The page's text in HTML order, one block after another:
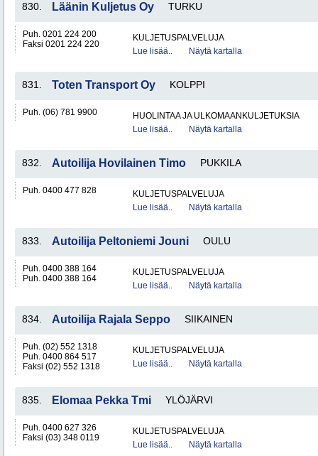
830. Läänin Kuljetus Oy TURKU
Puh. 0201 224 200
Faksi 0201 224 220
KULJETUSPALVELUJA
Lue lisää..
Näytä kartalla
831. Toten Transport Oy KOLPPI
Puh. (06) 781 9900
HUOLINTAA JA ULKOMAANKULJETUKSIA
Lue lisää..
Näytä kartalla
832. Autoilija Hovilainen Timo PUKKILA
Puh. 0400 477 828
KULJETUSPALVELUJA
Lue lisää..
Näytä kartalla
833. Autoilija Peltoniemi Jouni OULU
Puh. 0400 388 164
Puh. 0400 388 164
KULJETUSPALVELUJA
Lue lisää..
Näytä kartalla
834. Autoilija Rajala Seppo SIIKAINEN
Puh. (02) 552 1318
Puh. 0400 864 517
Faksi (02) 552 1318
KULJETUSPALVELUJA
Lue lisää..
Näytä kartalla
835. Elomaa Pekka Tmi YLÖJÄRVI
Puh. 0400 627 326
Faksi (03) 348 0119
KULJETUSPALVELUJA
Lue lisää..
Näytä kartalla